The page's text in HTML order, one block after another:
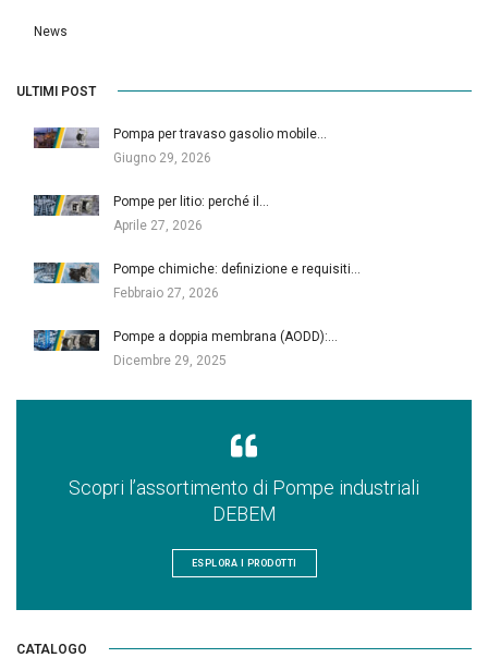
News
ULTIMI POST
Pompa per travaso gasolio mobile…
Giugno 29, 2026
Pompe per litio: perché il…
Aprile 27, 2026
Pompe chimiche: definizione e requisiti…
Febbraio 27, 2026
Pompe a doppia membrana (AODD):…
Dicembre 29, 2025
Scopri l’assortimento di Pompe industriali
DEBEM
ESPLORA I PRODOTTI
CATALOGO